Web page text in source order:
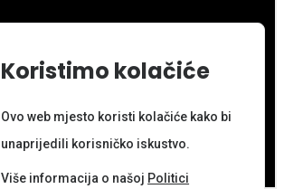
Koristimo kolačiće
Ovo web mjesto koristi kolačiće kako bi
unaprijedili korisničko iskustvo.
Više informacija o našoj Politici